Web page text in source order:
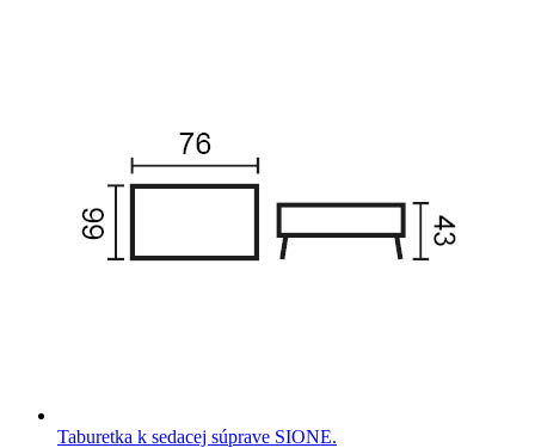
Taburetka k sedacej súprave SIONE.